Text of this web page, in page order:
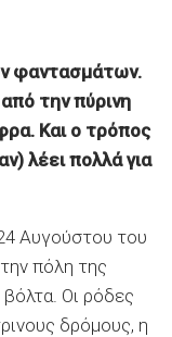
φαντασμάτων.
την πύρινη
Και ο τρόπος
λέει πολλά για
Αυγούστου του
πόλη της
Οι ρόδες
δρόμους, η